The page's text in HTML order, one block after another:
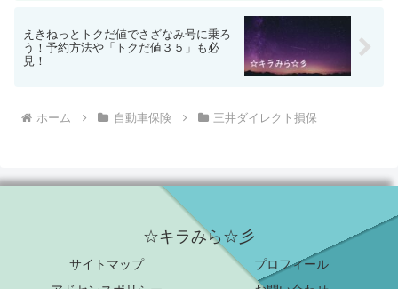
えきねっとトクだ値でさざなみ号に乗ろ
う！予約方法や「トクだ値３５」も必
見！
ホーム 自動車保険 三井ダイレクト損保
☆キラみら☆彡
サイトマップ
プロフィール